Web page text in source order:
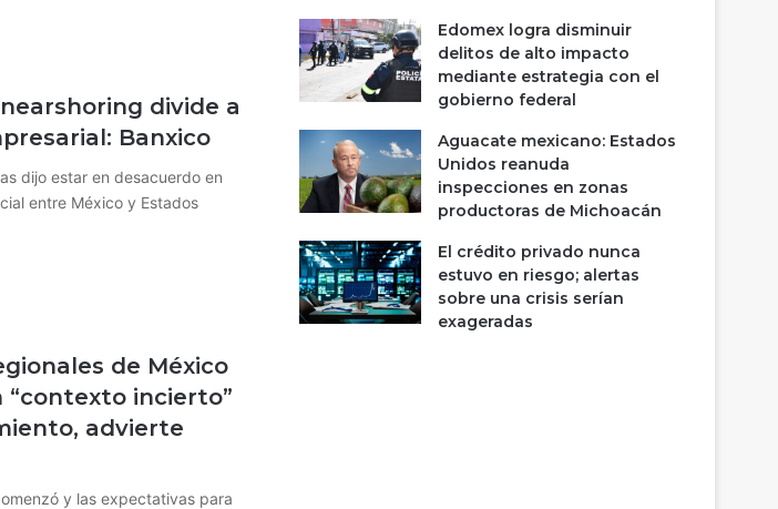
divide a
Banxico
dijo estar en desacuerdo en
entre México y Estados
de México
incierto”
advierte
y las expectativas para
Edomex logra disminuir
delitos de alto impacto
mediante estrategia con el
gobierno federal
Aguacate mexicano: Estados
Unidos reanuda
inspecciones en zonas
productoras de Michoacán
El crédito privado nunca
estuvo en riesgo; alertas
sobre una crisis serían
exageradas